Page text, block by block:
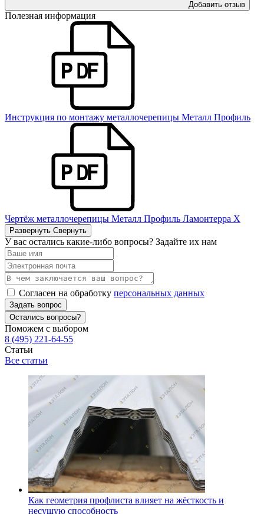
Добавить отзыв
Полезная информация
Инструкция по монтажу металлочерепицы Металл Профиль
Чертёж металлочерепицы Металл Профиль Ламонтерра Х
Развернуть Свернуть
У вас остались какие-либо вопросы? Задайте их нам
Согласен на обработку персональных данных
Задать вопрос
Остались вопросы?
Поможем с выбором
8 (495) 221-64-55
Статьи
Все статьи
Как геометрия профлиста влияет на жёсткость и
несущую способность